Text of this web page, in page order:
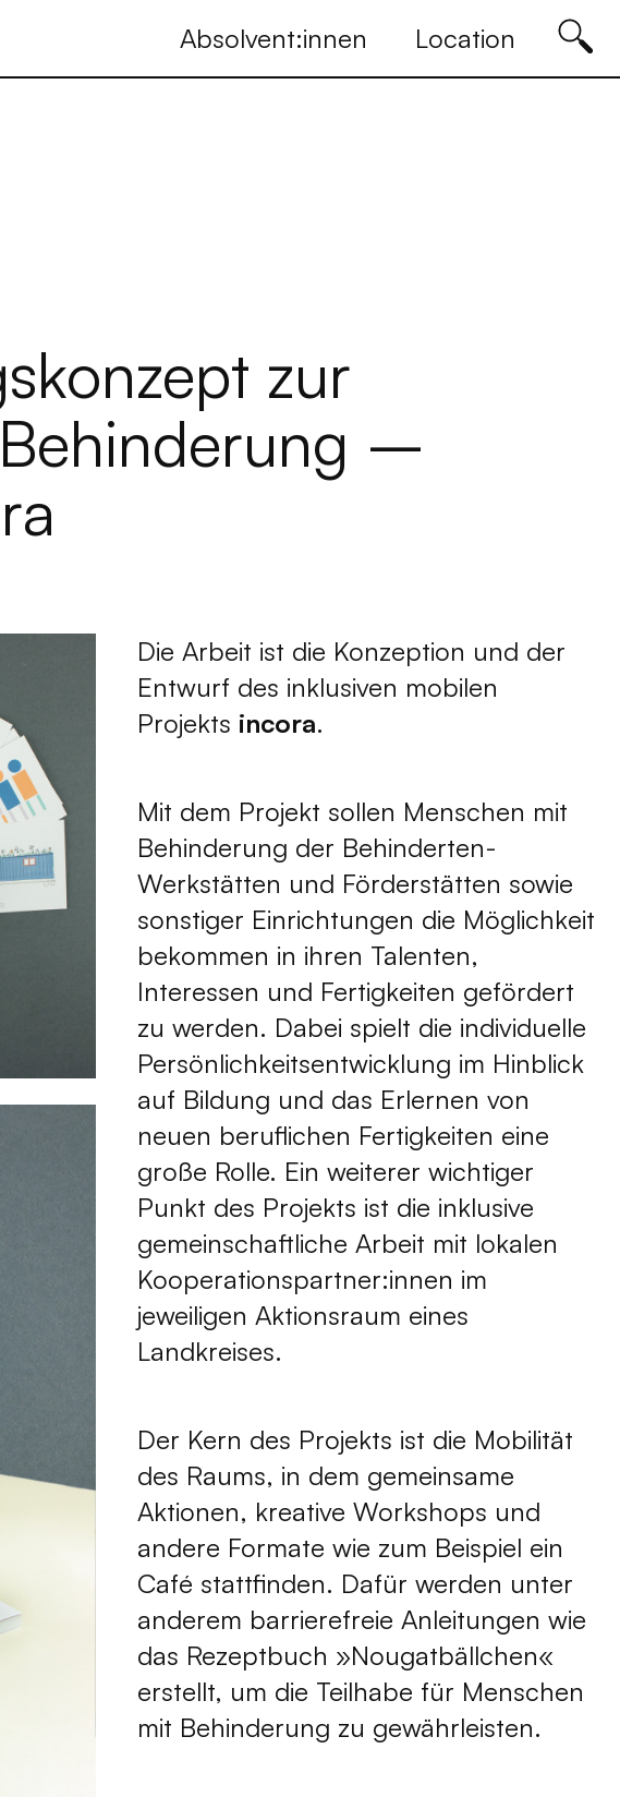
Absolvent:innen Location
zur
–
Die Arbeit ist die Konzeption und der
Entwurf des inklusiven mobilen
Projekts incora.
Mit dem Projekt sollen Menschen mit
Behinderung der Behinderten-
Werkstätten und Förderstätten sowie
sonstiger Einrichtungen die Möglichkeit
bekommen in ihren Talenten,
Interessen und Fertigkeiten gefördert
zu werden. Dabei spielt die individuelle
Persönlichkeitsentwicklung im Hinblick
auf Bildung und das Erlernen von
neuen beruflichen Fertigkeiten eine
große Rolle. Ein weiterer wichtiger
Punkt des Projekts ist die inklusive
gemeinschaftliche Arbeit mit lokalen
Kooperationspartner:innen im
jeweiligen Aktionsraum eines
Landkreises.
Der Kern des Projekts ist die Mobilität
des Raums, in dem gemeinsame
Aktionen, kreative Workshops und
andere Formate wie zum Beispiel ein
Café stattfinden. Dafür werden unter
anderem barrierefreie Anleitungen wie
das Rezeptbuch »Nougatbällchen«
erstellt, um die Teilhabe für Menschen
mit Behinderung zu gewährleisten.